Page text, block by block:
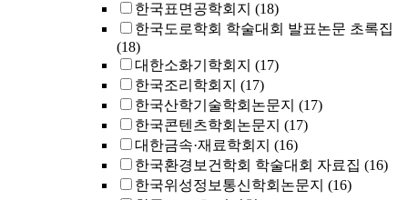
한국표면공학회지 (18)
한국도로학회 학술대회 발표논문 초록집
(18)
대한소화기학회지 (17)
한국조리학회지 (17)
한국산학기술학회논문지 (17)
한국콘텐츠학회논문지 (17)
대한금속·재료학회지 (16)
한국환경보건학회 학술대회 자료집 (16)
한국위성정보통신학회논문지 (16)